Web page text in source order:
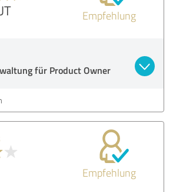
Empfehlung
für Product Owner
Empfehlung